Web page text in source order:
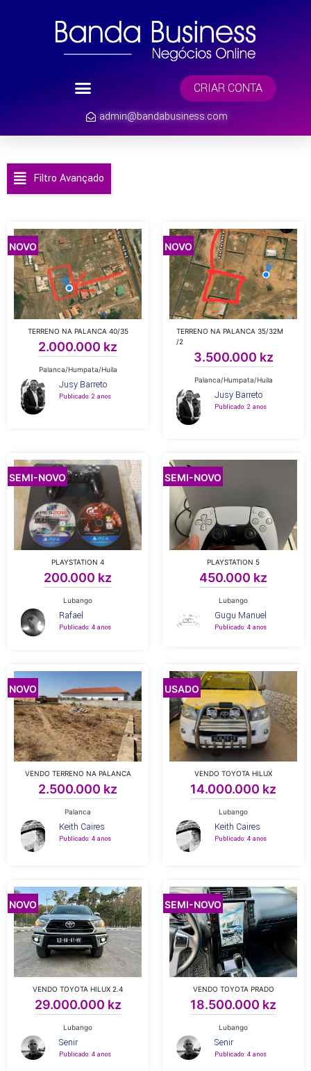
CRIAR CONTA
admin@bandabusiness.com
Filtro Avançado
NOVO
TERRENO NA PALANCA 40/35
2.000.000 kz
Palanca/Humpata/Huila
Jusy Barreto
Publicado: 2 anos
NOVO
TERRENO NA PALANCA 35/32M
/2
3.500.000 kz
Palanca/Humpata/Huila
Jusy Barreto
Publicado: 2 anos
SEMI-NOVO
PLAYSTATION 4
200.000 kz
Lubango
Rafael
Publicado: 4 anos
SEMI-NOVO
PLAYSTATION 5
450.000 kz
Lubango
Gugu Manuel
Publicado: 4 anos
NOVO
VENDO TERRENO NA PALANCA
2.500.000 kz
Palanca
Keith Caires
Publicado: 4 anos
USADO
VENDO TOYOTA HILUX
14.000.000 kz
Lubango
Keith Caires
Publicado: 4 anos
NOVO
VENDO TOYOTA HILUX 2.4
29.000.000 kz
Lubango
Senir
Publicado: 4 anos
SEMI-NOVO
VENDO TOYOTA PRADO
18.500.000 kz
Lubango
Senir
Publicado: 4 anos